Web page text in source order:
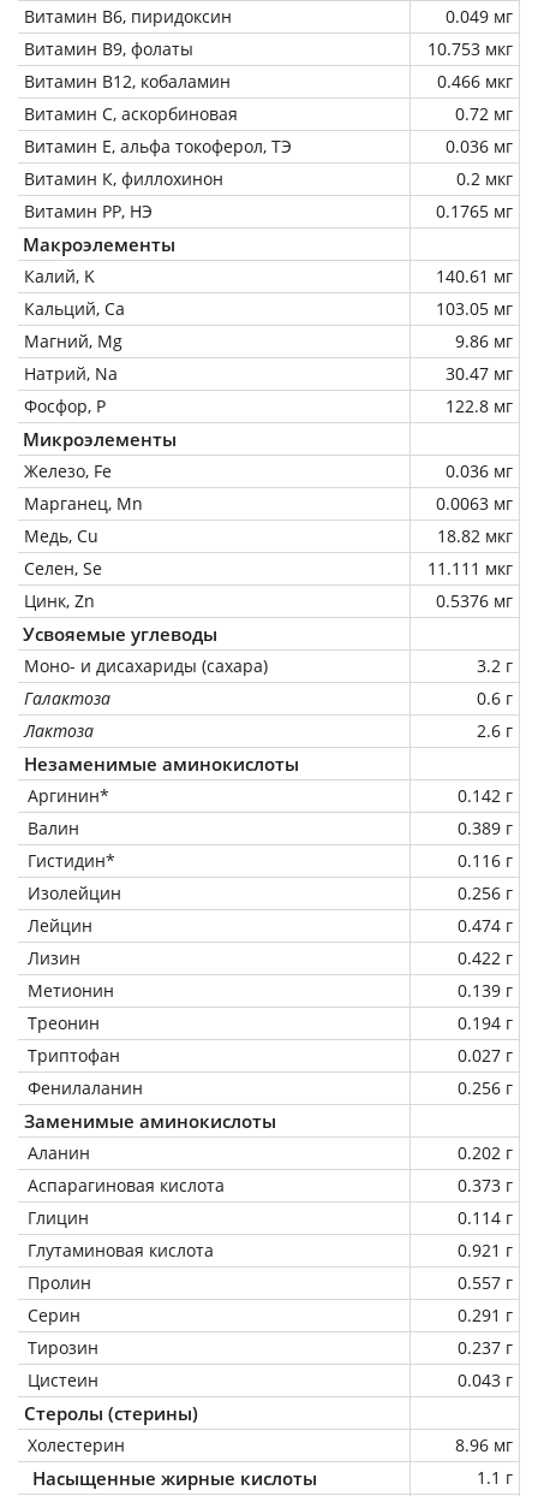
Витамин В6, пиридоксин
0.049 мг
Витамин В9, фолаты
10.753 мкг
Витамин В12, кобаламин
0.466 мкг
Витамин C, аскорбиновая
0.72 мг
Витамин Е, альфа токоферол, ТЭ
0.036 мг
Витамин К, филлохинон
0.2 мкг
Витамин РР, НЭ
0.1765 мг
Макроэлементы
Калий, K
140.61 мг
Кальций, Ca
103.05 мг
Магний, Mg
9.86 мг
Натрий, Na
30.47 мг
Фосфор, P
122.8 мг
Микроэлементы
Железо, Fe
0.036 мг
Марганец, Mn
0.0063 мг
Медь, Cu
18.82 мкг
Селен, Se
11.111 мкг
Цинк, Zn
0.5376 мг
Усвояемые углеводы
Моно- и дисахариды (сахара)
3.2 г
Галактоза
0.6 г
Лактоза
2.6 г
Незаменимые аминокислоты
Аргинин*
0.142 г
Валин
0.389 г
Гистидин*
0.116 г
Изолейцин
0.256 г
Лейцин
0.474 г
Лизин
0.422 г
Метионин
0.139 г
Треонин
0.194 г
Триптофан
0.027 г
Фенилаланин
0.256 г
Заменимые аминокислоты
Аланин
0.202 г
Аспарагиновая кислота
0.373 г
Глицин
0.114 г
Глутаминовая кислота
0.921 г
Пролин
0.557 г
Серин
0.291 г
Тирозин
0.237 г
Цистеин
0.043 г
Стеролы (стерины)
Холестерин 8.96 мг
Насыщенные жирные кислоты
1.1 г